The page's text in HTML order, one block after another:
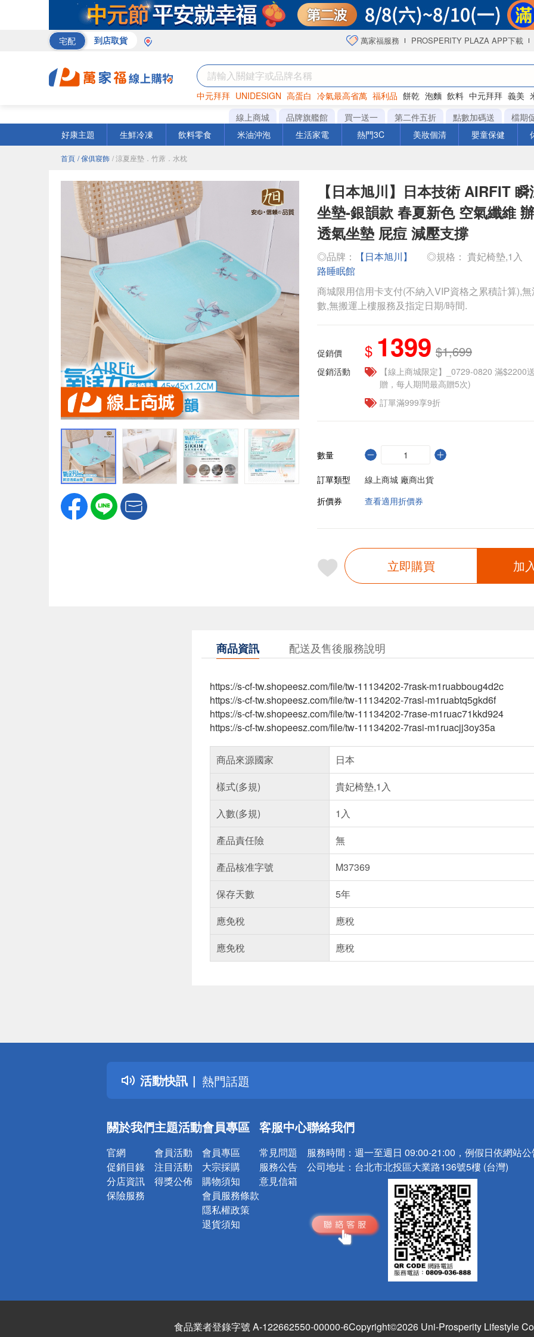
宅配 到店取貨 萬家福服務 PROSPERITY PLAZA APP下載
中元拜拜 UNIDESIGN 高蛋白 冷氣最高省萬 福利品 餅乾 泡麵 飲料 中元拜拜 義美
罐頭 咖啡 海苔
線上商城 品牌旗艦館 買一送一 第二件五折 點數加碼送
檔期
好康主題
生鮮冷凍 飲料零食 米油沖泡 生活家電 熱門3C 美妝個清 嬰童保健
首頁 / 傢俱寢飾 / 涼夏座墊．竹蓆．水枕
【日本旭川】日本技術 AIRFIT
坐墊-銀韻款 春夏新色 空氣纖維
透氣坐墊 屁痘 減壓支撐
◎品牌： 【日本旭川】
◎規格： 貴妃椅墊,1入
路睡眠館
商城限用信用卡支付(不納入VIP資格之累積計算),
數,無搬運上樓服務及指定日期/時間.
促銷價 $ 1399 $1,699
促銷活動
【線上商城限定】_0729-0820 滿$2200
贈，每人期間最高贈5次)
訂單滿999享9折
數量
訂單類型
線上商城 廠商出貨
折價券
查看適用折價券
立即購買 加
商品資訊 配送及售後服務說明
https://s-cf-tw.shopeesz.com/file/tw-11134202-7rask-m1ruabboug4d2c
https://s-cf-tw.shopeesz.com/file/tw-11134202-7rasl-m1ruabtq5gkd6f
https://s-cf-tw.shopeesz.com/file/tw-11134202-7rase-m1ruac71kkd924
https://s-cf-tw.shopeesz.com/file/tw-11134202-7rasi-m1ruacjj3oy35a
商品來源國家
日本
樣式(多規)
貴妃椅墊,1入
入數(多規)
1入
產品責任險
無
產品核准字號
M37369
保存天數
5年
應免稅
應稅
應免稅
應稅
活動快訊
詐騙網頁！請小心！
得獎公告
熱門話題
銀行優惠
詐騙網頁！請小心！
關於我們
官網
促銷目錄
分店資訊
保險服務
主題活動
會員活動
注目活動
得獎公佈
會員專區
會員專區
大宗採購
購物須知
會員服務條款
隱私權政策
退貨須知
客服中心
常見問題
服務公告
意見信箱
聯絡我們
服務時間： 週一至週日 09:00-21:00，例假日依網站
公司地址： 台北市北投區大業路136號5樓 (台灣)
食品業者登錄字號 A-122662550-00000-6Copyright©2026 Uni-Prosperity Lifestyle